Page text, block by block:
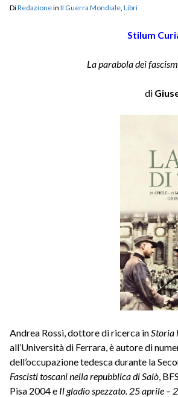
DiRedazionein II Guerra Mondiale, Libri
Stilum
La parabola dei
di
Andrea Rossi, dottore di ricerca in Storia
all’Università di Ferrara, è autore di
dell’occupazione tedesca durante la
Fascisti toscani nella repubblica di Salò,
Pisa 2004 e Il gladio spezzato. 25 aprile –